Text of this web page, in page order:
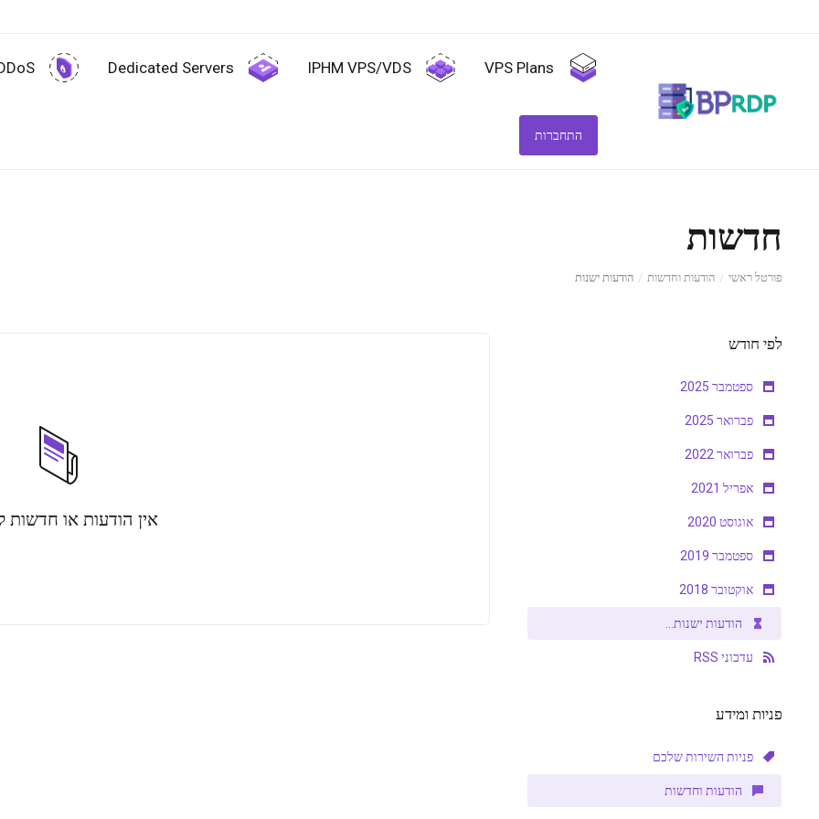
VPS Plans
IPHM VPS/VDS
Dedicated Servers
התחברות
חדשות
פורטל ראשי הודעות וחדשות הודעות ישנות
לפי חודש
ספטמבר 2025
פברואר 2025
פברואר 2022
אפריל 2021
אוגוסט 2020
ספטמבר 2019
אוקטובר 2018
הודעות ישנות...
עדכוני RSS
פניות ומידע
פניות השירות שלכם
הודעות וחדשות
אין הודעות או חדשות